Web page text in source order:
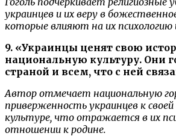
украинцев и их веру в
которые влияют на их психологию
9. «Украинцы ценят свою
национальную культуру. Они
страной и всем, что с ней
Автор отмечает национальную
приверженность украинцев к
культуре, что отражается в их
отношении к родине.